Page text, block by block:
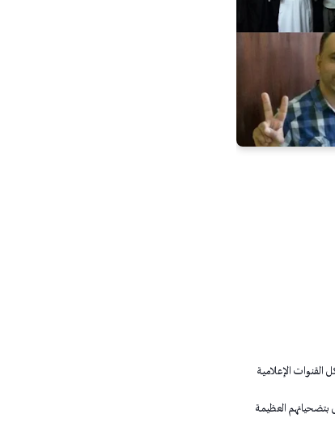
القنوات الإعلامية
بتضحياتهم العظيمة